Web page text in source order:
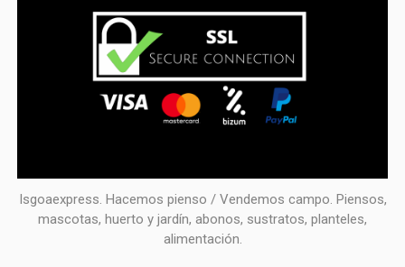
Isgoaexpress. Hacemos pienso / Vendemos campo. Piensos,
mascotas, huerto y jardín, abonos, sustratos, planteles,
alimentación.